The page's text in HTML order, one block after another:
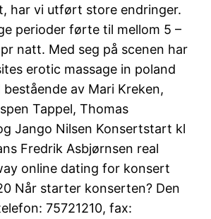
har vi utført store endringer.
perioder førte til mellom 5 –
natt. Med seg på scenen har
erotic massage in poland
av Mari Kreken,
Tappel, Thomas
Jango Nilsen Konsertstart kl
Fredrik Asbjørnsen real
online dating for konsert
Når starter konserten? Den
75721210, fax: